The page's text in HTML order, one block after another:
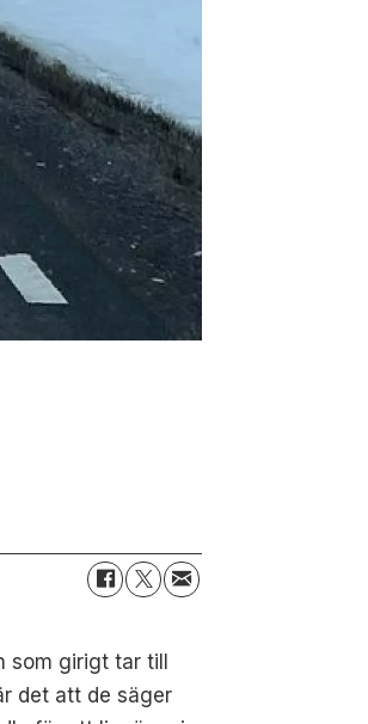
girigt tar till
det att de säger